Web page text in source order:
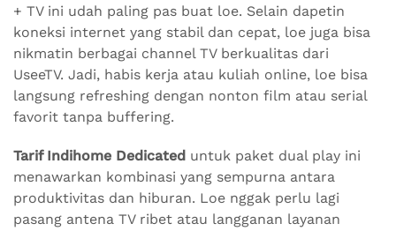
+ TV ini udah paling pas buat loe. Selain dapetin
koneksi internet yang stabil dan cepat, loe juga bisa
nikmatin berbagai channel TV berkualitas dari
UseeTV. Jadi, habis kerja atau kuliah online, loe bisa
langsung refreshing dengan nonton film atau serial
favorit tanpa buffering.
Tarif Indihome Dedicated untuk paket dual play ini
menawarkan kombinasi yang sempurna antara
produktivitas dan hiburan. Loe nggak perlu lagi
pasang antena TV ribet atau langganan layanan